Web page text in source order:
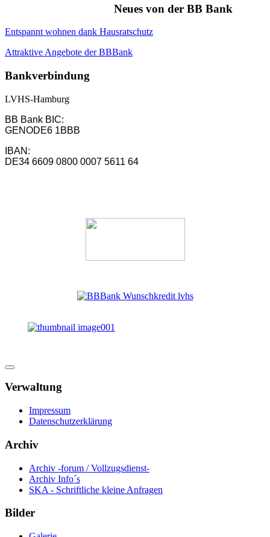
Neues von der BB Bank
Entspannt wohnen dank Hausratschutz
Attraktive Angebote der BBBank
Bankverbindung
LVHS-Hamburg
BB Bank BIC:
GENODE6 1BBB
IBAN:
DE34 6609 0800 0007 5611 64
Verwaltung
Impressum
Datenschutzerklärung
Archiv
Archiv -forum / Vollzugsdienst-
Archiv Info´s
SKA - Schriftliche kleine Anfragen
Bilder